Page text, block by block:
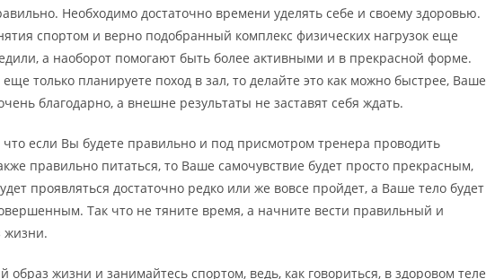
Необходимо достаточно времени уделять себе и своему здоровью.
спортом и верно подобранный комплекс физических нагрузок еще
а наоборот помогают быть более активными и в прекрасной форме.
только планируете поход в зал, то делайте это как можно быстрее, Ваше
благодарно, а внешне результаты не заставят себя ждать.
если Вы будете правильно и под присмотром тренера проводить
правильно питаться, то Ваше самочувствие будет просто прекрасным,
проявляться достаточно редко или же вовсе пройдет, а Ваше тело будет
Так что не тяните время, а начните вести правильный и
жизни.
образ жизни и занимайтесь спортом, ведь, как говориться, в здоровом теле